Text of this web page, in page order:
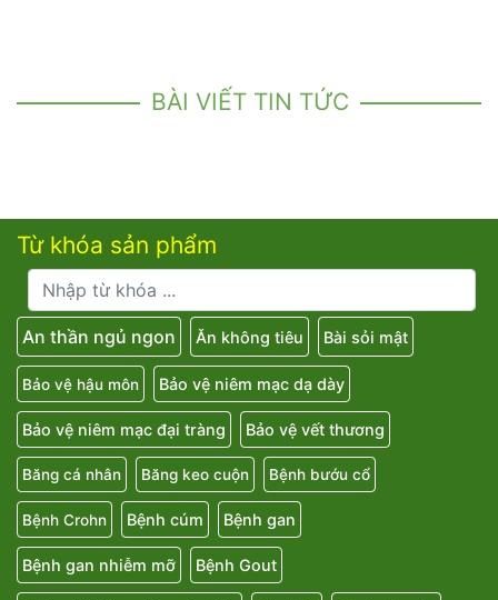
BÀI VIẾT TIN TỨC
Từ khóa sản phẩm
An thần ngủ ngon Ăn không tiêu Bài sỏi mật
Bảo vệ hậu môn Bảo vệ niêm mạc dạ dày
Bảo vệ niêm mạc đại tràng Bảo vệ vết thương
Băng cá nhân Băng keo cuộn Bệnh bướu cổ
Bệnh Crohn Bệnh cúm Bệnh gan
Bệnh gan nhiễm mỡ Bệnh Gout